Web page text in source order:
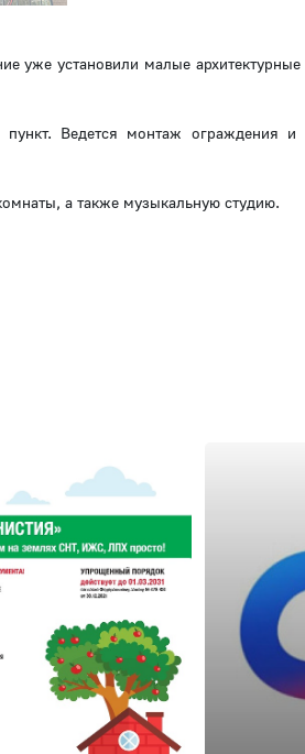
уже установили малые
Ведется монтаж ограждения и
а также музыкальную студию.